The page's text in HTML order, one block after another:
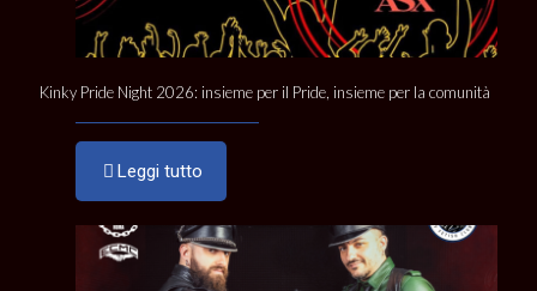
Kinky Pride Night 2026: insieme per il Pride, insieme per la comunità
Leggi tutto